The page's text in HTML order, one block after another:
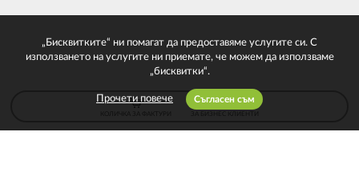
„Бисквитките“ ни помагат да предоставяме услугите си. С
използването на услугите ни приемате, че можем да използваме
„бисквитки“.
Прочети повече Съгласен съм